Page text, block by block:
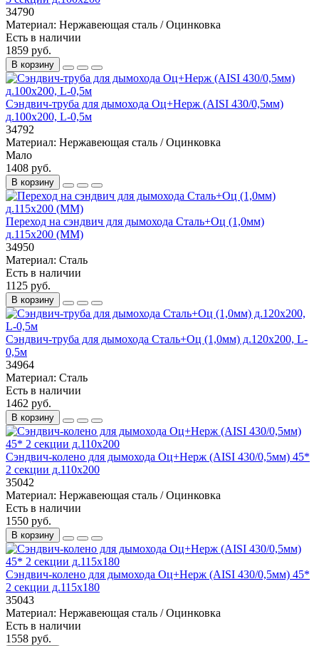
34790
Материал: Нержавеющая сталь / Оцинковка
Есть в наличии
1859 руб.
В корзину
Сэндвич-труба для дымохода Оц+Нерж (AISI 430/0,5мм)
д.100х200, L-0,5м
34792
Материал: Нержавеющая сталь / Оцинковка
Мало
1408 руб.
В корзину
Переход на сэндвич для дымохода Сталь+Оц (1,0мм)
д.115х200 (ММ)
34950
Материал: Сталь
Есть в наличии
1125 руб.
В корзину
Сэндвич-труба для дымохода Сталь+Оц (1,0мм) д.120х200, L-
0,5м
34964
Материал: Сталь
Есть в наличии
1462 руб.
В корзину
Сэндвич-колено для дымохода Оц+Нерж (AISI 430/0,5мм) 45*
2 секции д.110х200
35042
Материал: Нержавеющая сталь / Оцинковка
Есть в наличии
1550 руб.
В корзину
Сэндвич-колено для дымохода Оц+Нерж (AISI 430/0,5мм) 45*
2 секции д.115х180
35043
Материал: Нержавеющая сталь / Оцинковка
Есть в наличии
1558 руб.